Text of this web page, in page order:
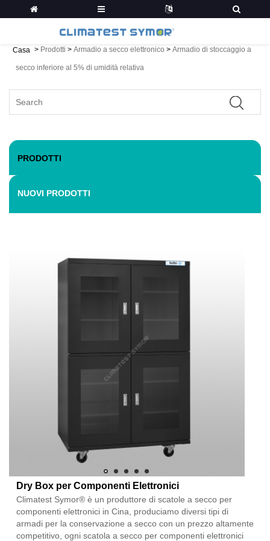
Casa > Prodotti > Armadio a secco elettronico > Armadio di stoccaggio a
secco inferiore al 5% di umidità relativa
PRODOTTI
NUOVI PRODOTTI
Dry Box per Componenti Elettronici
Climatest Symor® è un produttore di scatole a secco per
componenti elettronici in Cina, produciamo diversi tipi di
armadi per la conservazione a secco con un prezzo altamente
competitivo, ogni scatola a secco per componenti elettronici